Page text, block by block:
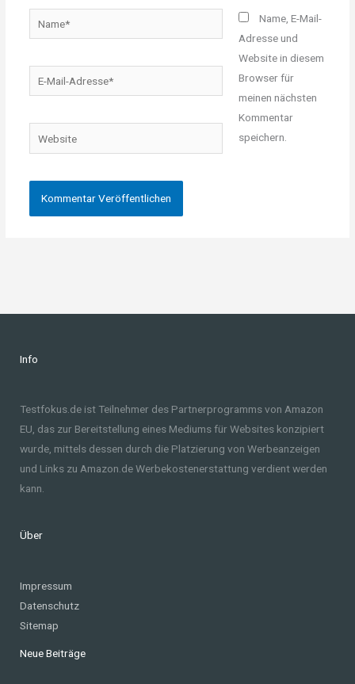
Mail-
Website
Name, E-Mail-
Adresse und
Website in diesem
Browser für
meinen nächsten
Kommentar
speichern.
Info
Testfokus.de ist Teilnehmer des Partnerprogramms von Amazon
EU, das zur Bereitstellung eines Mediums für Websites konzipiert
wurde, mittels dessen durch die Platzierung von Werbeanzeigen
und Links zu Amazon.de Werbekostenerstattung verdient werden
kann.
Über
Impressum
Datenschutz
Sitemap
Neue Beiträge